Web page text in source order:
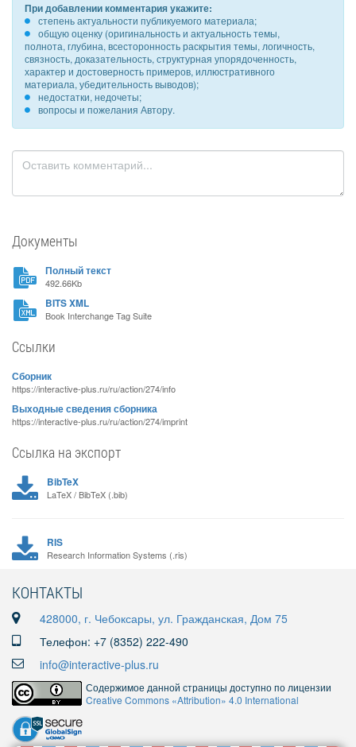
При добавлении комментария укажите:
степень актуальности публикуемого материала;
общую оценку (оригинальность и актуальность темы,
полнота, глубина, всесторонность раскрытия темы, логичность,
связность, доказательность, структурная упорядоченность,
характер и достоверность примеров, иллюстративного
материала, убедительность выводов);
недостатки, недочеты;
вопросы и пожелания Автору.
Документы
Полный текст
492.66Kb
BITS XML
Book Interchange Tag Suite
Ссылки
Сборник
https://interactive-plus.ru/ru/action/274/info
Выходные сведения сборника
https://interactive-plus.ru/ru/action/274/imprint
Ссылка на экспорт
BibTeX
LaTeX / BibTeX (.bib)
RIS
Research Information Systems (.ris)
КОНТАКТЫ
428000, г. Чебоксары, ул. Гражданская, Дом 75
Телефон: +7 (8352) 222-490
info@interactive-plus.ru
Содержимое данной страницы доступно по лицензии
Creative Commons «Attribution» 4.0 International